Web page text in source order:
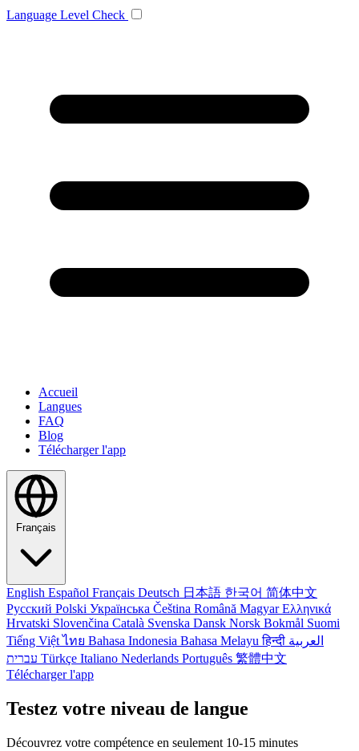
Language Level Check
Accueil
Langues
FAQ
Blog
Télécharger l'app
Français
English Español Français Deutsch 日本語 한국어 简体中文
Русский Polski Українська Čeština Română MagyarΕλληνικά
Hrvatski Slovenčina Català Svenska Dansk Norsk Bokmål Suomi
Tiếng Việtไทย Bahasa Indonesia Bahasa Melayuहिन्दी العربية
Türkçe Italiano Nederlands Português 繁體中文
Télécharger l'app
Testez votre niveau de langue
Découvrez votre compétence en seulement 10-15 minutes